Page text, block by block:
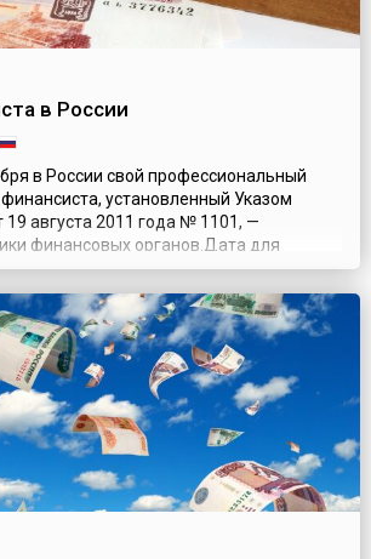
в России
в России свой профессиональный
установленный Указом
августа 2011 года № 1101, —
финансовых органов.Дата для
выбрана в связи с тем, что 8 сентября
1802 года император Александр I своим
образовал в России
Первым министром финансо...